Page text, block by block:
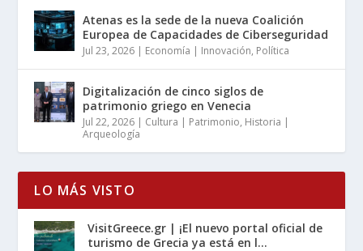
Atenas es la sede de la nueva Coalición
Europea de Capacidades de Ciberseguridad
Jul 23, 2026 | Economía | Innovación, Política
Digitalización de cinco siglos de
patrimonio griego en Venecia
Jul 22, 2026 | Cultura | Patrimonio, Historia |
Arqueología
LO MÁS VISTO
VisitGreece.gr | ¡El nuevo portal oficial de
turismo de Grecia ya está en l...